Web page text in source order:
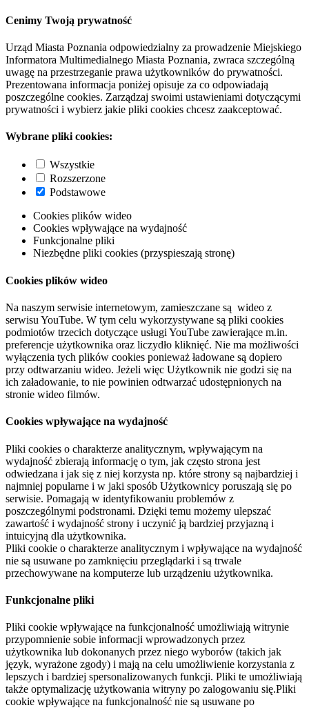
Cenimy Twoją prywatność
Urząd Miasta Poznania odpowiedzialny za prowadzenie Miejskiego
Informatora Multimedialnego Miasta Poznania, zwraca szczególną
uwagę na przestrzeganie prawa użytkowników do prywatności.
Prezentowana informacja poniżej opisuje za co odpowiadają
poszczególne cookies. Zarządzaj swoimi ustawieniami dotyczącymi
prywatności i wybierz jakie pliki cookies chcesz zaakceptować.
Wybrane pliki cookies:
Wszystkie
Rozszerzone
Podstawowe
Cookies plików wideo
Cookies wpływające na wydajność
Funkcjonalne pliki
Niezbędne pliki cookies (przyspieszają stronę)
Cookies plików wideo
Na naszym serwisie internetowym, zamieszczane są wideo z
serwisu YouTube. W tym celu wykorzystywane są pliki cookies
podmiotów trzecich dotyczące usługi YouTube zawierające m.in.
preferencje użytkownika oraz liczydło kliknięć. Nie ma możliwości
wyłączenia tych plików cookies ponieważ ładowane są dopiero
przy odtwarzaniu wideo. Jeżeli więc Użytkownik nie godzi się na
ich załadowanie, to nie powinien odtwarzać udostępnionych na
stronie wideo filmów.
Cookies wpływające na wydajność
Pliki cookies o charakterze analitycznym, wpływającym na
wydajność zbierają informację o tym, jak często strona jest
odwiedzana i jak się z niej korzysta np. które strony są najbardziej i
najmniej popularne i w jaki sposób Użytkownicy poruszają się po
serwisie. Pomagają w identyfikowaniu problemów z
poszczególnymi podstronami. Dzięki temu możemy ulepszać
zawartość i wydajność strony i uczynić ją bardziej przyjazną i
intuicyjną dla użytkownika.
Pliki cookie o charakterze analitycznym i wpływające na wydajność
nie są usuwane po zamknięciu przeglądarki i są trwale
przechowywane na komputerze lub urządzeniu użytkownika.
Funkcjonalne pliki
Pliki cookie wpływające na funkcjonalność umożliwiają witrynie
przypomnienie sobie informacji wprowadzonych przez
użytkownika lub dokonanych przez niego wyborów (takich jak
język, wyrażone zgody) i mają na celu umożliwienie korzystania z
lepszych i bardziej spersonalizowanych funkcji. Pliki te umożliwiają
także optymalizację użytkowania witryny po zalogowaniu się.Pliki
cookie wpływające na funkcjonalność nie są usuwane po